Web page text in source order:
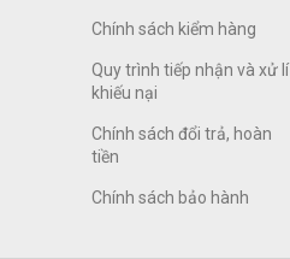
Chính sách kiểm hàng
Quy trình tiếp nhận và xử lí
khiếu nại
Chính sách đổi trả, hoàn
tiền
Chính sách bảo hành